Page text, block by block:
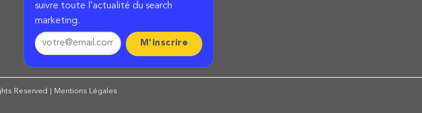
suivre toute l’actualité du search
marketing.
Reserved | Mentions Légales